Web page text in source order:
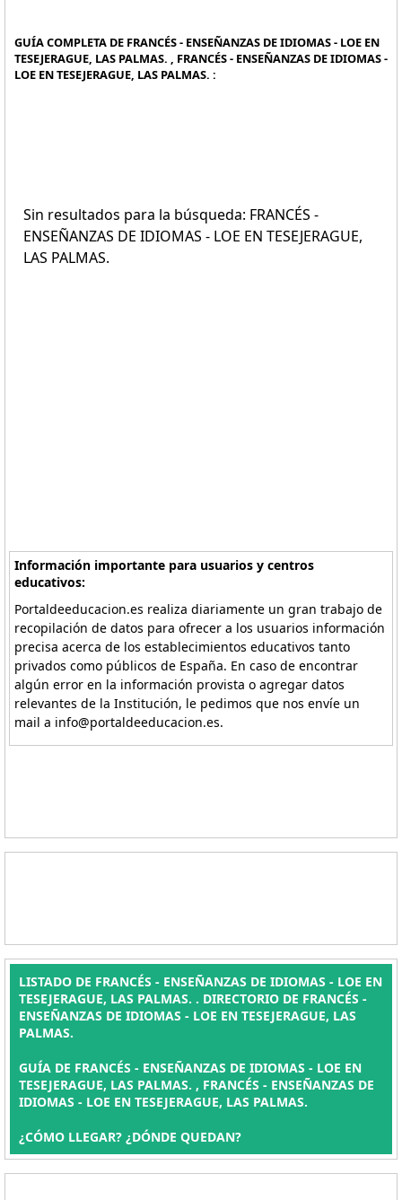
GUÍA COMPLETA DE FRANCÉS - ENSEÑANZAS DE IDIOMAS - LOE EN
TESEJERAGUE, LAS PALMAS. , FRANCÉS - ENSEÑANZAS DE IDIOMAS -
LOE EN TESEJERAGUE, LAS PALMAS. :
Sin resultados para la búsqueda: FRANCÉS -
ENSEÑANZAS DE IDIOMAS - LOE EN TESEJERAGUE,
LAS PALMAS.
Información importante para usuarios y centros
educativos:
Portaldeeducacion.es realiza diariamente un gran trabajo de
recopilación de datos para ofrecer a los usuarios información
precisa acerca de los establecimientos educativos tanto
privados como públicos de España. En caso de encontrar
algún error en la información provista o agregar datos
relevantes de la Institución, le pedimos que nos envíe un
mail a info@portaldeeducacion.es.
LISTADO DE FRANCÉS - ENSEÑANZAS DE IDIOMAS - LOE EN
TESEJERAGUE, LAS PALMAS. . DIRECTORIO DE FRANCÉS -
ENSEÑANZAS DE IDIOMAS - LOE EN TESEJERAGUE, LAS
PALMAS.
GUÍA DE FRANCÉS - ENSEÑANZAS DE IDIOMAS - LOE EN
TESEJERAGUE, LAS PALMAS. , FRANCÉS - ENSEÑANZAS DE
IDIOMAS - LOE EN TESEJERAGUE, LAS PALMAS.
¿CÓMO LLEGAR? ¿DÓNDE QUEDAN?